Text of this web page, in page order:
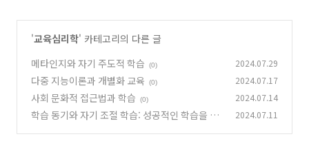
'교육심리학' 카테고리의 다른 글
메타인지와 자기 주도적 학습
(0) 2024.07.29
다중 지능이론과 개별화 교육 (0) 2024.07.17
사회 문화적 접근법과 학습 (0) 2024.07.14
학습 동기와 자기 조절 학습: 성공적인 학습을 위
2024.07.11